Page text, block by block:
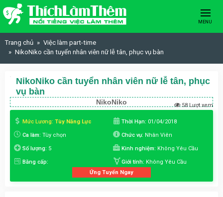
Skip to content
MENU
Trang chủ
Việc làm part-time
NikoNiko cần tuyển nhân viên nữ lễ tân, phục vụ bàn
NikoNiko cần tuyển nhân viên nữ lễ tân, phục
vụ bàn
NikoNiko 58 Lượt xem
Mức Lương: Tùy Năng Lực Thời Hạn: 01/04/2018
Ca làm: Tùy chọn Chức vụ: Nhân Viên
Số lượng: 5 Kinh nghiệm: Không Yêu Cầu
Bằng cấp: Giới tính: Không Yêu Cầu
Ứng Tuyển Ngay